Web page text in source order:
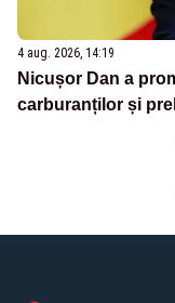
4 aug. 2026, 14:19
Nicușor Dan a
carburanților și